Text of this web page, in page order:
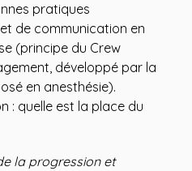
pratiques
de communication en
(principe du Crew
développé par la
en anesthésie).
: quelle est la place du
la progression et